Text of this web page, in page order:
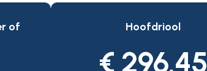
of
Hoofdriool
€ 296.45